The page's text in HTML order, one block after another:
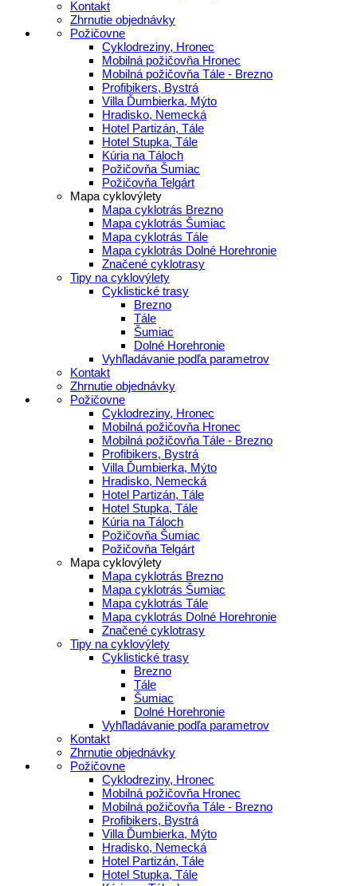
Kontakt
Zhrnutie objednávky
Požičovne
Cyklodreziny, Hronec
Mobilná požičovňa Hronec
Mobilná požičovňa Tále - Brezno
Profibikers, Bystrá
Villa Ďumbierka, Mýto
Hradisko, Nemecká
Hotel Partizán, Tále
Hotel Stupka, Tále
Kúria na Táloch
Požičovňa Šumiac
Požičovňa Telgárt
Mapa cyklovýlety
Mapa cyklotrás Brezno
Mapa cyklotrás Šumiac
Mapa cyklotrás Tále
Mapa cyklotrás Dolné Horehronie
Značené cyklotrasy
Tipy na cyklovýlety
Cyklistické trasy
Brezno
Tále
Šumiac
Dolné Horehronie
Vyhľladávanie podľa parametrov
Kontakt
Zhrnutie objednávky
Požičovne
Cyklodreziny, Hronec
Mobilná požičovňa Hronec
Mobilná požičovňa Tále - Brezno
Profibikers, Bystrá
Villa Ďumbierka, Mýto
Hradisko, Nemecká
Hotel Partizán, Tále
Hotel Stupka, Tále
Kúria na Táloch
Požičovňa Šumiac
Požičovňa Telgárt
Mapa cyklovýlety
Mapa cyklotrás Brezno
Mapa cyklotrás Šumiac
Mapa cyklotrás Tále
Mapa cyklotrás Dolné Horehronie
Značené cyklotrasy
Tipy na cyklovýlety
Cyklistické trasy
Brezno
Tále
Šumiac
Dolné Horehronie
Vyhľladávanie podľa parametrov
Kontakt
Zhrnutie objednávky
Požičovne
Cyklodreziny, Hronec
Mobilná požičovňa Hronec
Mobilná požičovňa Tále - Brezno
Profibikers, Bystrá
Villa Ďumbierka, Mýto
Hradisko, Nemecká
Hotel Partizán, Tále
Hotel Stupka, Tále